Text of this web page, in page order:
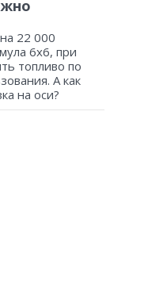
22 000
6х6, при
топливо по
А как
на оси?